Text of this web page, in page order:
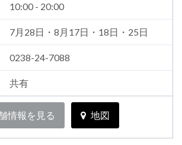
10:00 - 20:00
7月28日・8月17日・18日・25日
0238-24-7088
共有
情報を見る 地図